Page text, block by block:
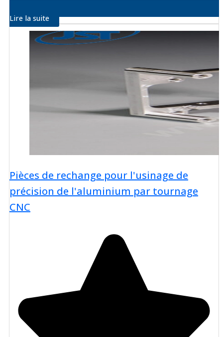
Lire la suite
Pièces de rechange pour l'usinage de
précision de l'aluminium par tournage
CNC